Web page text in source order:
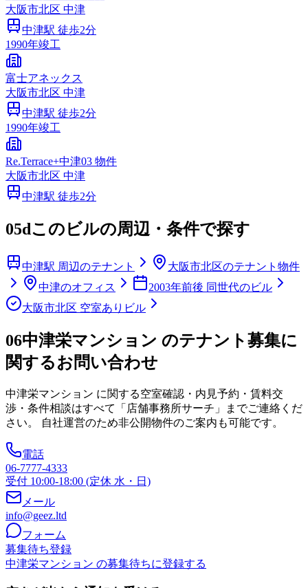
大阪市北区 中津
中津駅 徒歩2分
1990年竣工
富士アネックス
大阪市北区 中津
中津駅 徒歩2分
1990年竣工
Re.Terrace+中津03 物件
大阪市北区 中津
中津駅 徒歩2分
05dこのビルの周辺・条件で探す
中津駅 周辺のテナント
大阪市北区のテナント物件
中津のオフィス
2003年前後 同世代のビル
大阪市北区 空室ありビル
06中津栄マンション のテナント募集に
関するお問い合わせ
中津栄マンション に関する空室確認・内見予約・賃料交
渉・条件相談はすべて「店舗事務所サーチ」までご連絡くだ
さい。 自社運営のため非公開物件のご案内も可能です。
電話
06-7777-4333
受付 10:00-18:00 (定休 水・日)
メール
info@geez.ltd
フォーム
募集待ち登録
中津栄マンション の募集待ちに登録する